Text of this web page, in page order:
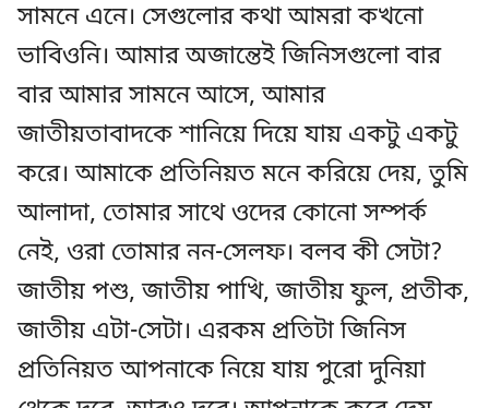
সামনে এনে। সেগুলোর কথা আমরা কখনো
ভাবিওনি। আমার অজান্তেই জিনিসগুলো বার
বার আমার সামনে আসে, আমার
জাতীয়তাবাদকে শানিয়ে দিয়ে যায় একটু একটু
করে। আমাকে প্রতিনিয়ত মনে করিয়ে দেয়, তুমি
আলাদা, তোমার সাথে ওদের কোনো সম্পর্ক
নেই, ওরা তোমার নন-সেলফ। বলব কী সেটা?
জাতীয় পশু, জাতীয় পাখি, জাতীয় ফুল, প্রতীক,
জাতীয় এটা-সেটা। এরকম প্রতিটা জিনিস
প্রতিনিয়ত আপনাকে নিয়ে যায় পুরো দুনিয়া